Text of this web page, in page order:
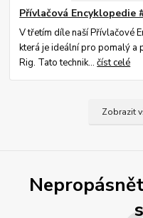
Přívlačová Encyklopedie
V třetím díle naší Přívlačové
která je ideální pro pomalý a
Rig. Tato technik...číst celé
Zobrazit